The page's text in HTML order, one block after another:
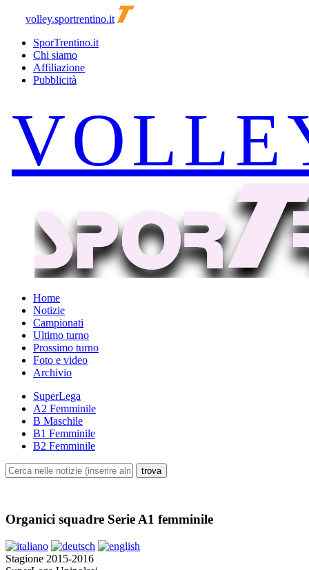
volley.sportrentino.it
SporTrentino.it
Chi siamo
Affiliazione
Pubblicità
Home
Notizie
Campionati
Ultimo turno
Prossimo turno
Foto e video
Archivio
SuperLega
A2 Femminile
B Maschile
B1 Femminile
B2 Femminile
Organici squadre Serie A1 femminile
Stagione 2015-2016